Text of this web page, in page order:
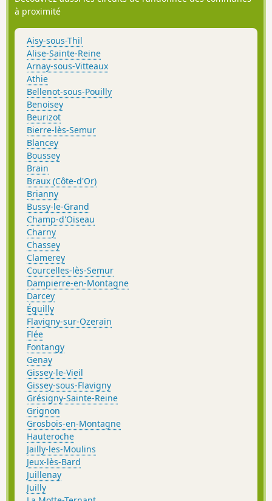
à proximité
Aisy-sous-Thil
Alise-Sainte-Reine
Arnay-sous-Vitteaux
Athie
Bellenot-sous-Pouilly
Benoisey
Beurizot
Bierre-lès-Semur
Blancey
Boussey
Brain
Braux (Côte-d'Or)
Brianny
Bussy-le-Grand
Champ-d'Oiseau
Charny
Chassey
Clamerey
Courcelles-lès-Semur
Dampierre-en-Montagne
Darcey
Éguilly
Flavigny-sur-Ozerain
Flée
Fontangy
Genay
Gissey-le-Vieil
Gissey-sous-Flavigny
Grésigny-Sainte-Reine
Grignon
Grosbois-en-Montagne
Hauteroche
Jailly-les-Moulins
Jeux-lès-Bard
Juillenay
Juilly